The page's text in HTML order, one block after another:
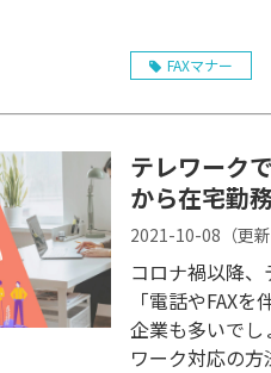
FAXマナー
テレワーク
から在宅勤
2021-10-08 （更
コロナ禍以降、
「電話やFAX
企業も多いでし
ワーク対応の方